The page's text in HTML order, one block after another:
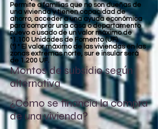
Permite a familias que no son dueñas de
una vivienda y tienen capacidad de
ahorro, acceder a una ayuda económica
para comprar una casa o departamento
nuevo o usado de un valor máximo de
*1.100 Unidades de Fomento (UF).
(*) * El valor máximo de las viviendas en las
zonas extremas norte, sur e insular será
de 1.200 UF.
Montos de subsidio según
alternativa
¿Cómo se financia la compra
de una vivienda?